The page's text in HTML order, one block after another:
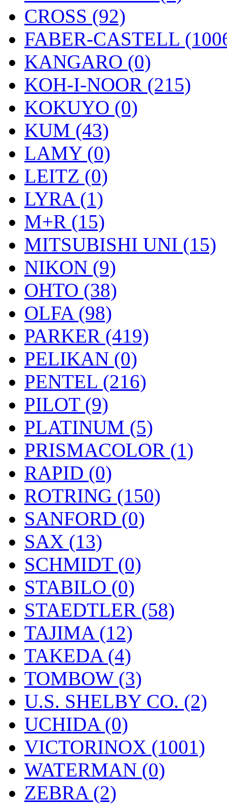
CROSS (92)
FABER-CASTELL
KANGARO (0)
KOH-I-NOOR (215)
KOKUYO (0)
KUM (43)
LAMY (0)
LEITZ (0)
LYRA (1)
M+R (15)
MITSUBISHI UNI (15)
NIKON (9)
OHTO (38)
OLFA (98)
PARKER (419)
PELIKAN (0)
PENTEL (216)
PILOT (9)
PLATINUM (5)
PRISMACOLOR (1)
RAPID (0)
ROTRING (150)
SANFORD (0)
SAX (13)
SCHMIDT (0)
STABILO (0)
STAEDTLER (58)
TAJIMA (12)
TAKEDA (4)
TOMBOW (3)
U.S. SHELBY CO. (2)
UCHIDA (0)
VICTORINOX (1001)
WATERMAN (0)
ZEBRA (2)